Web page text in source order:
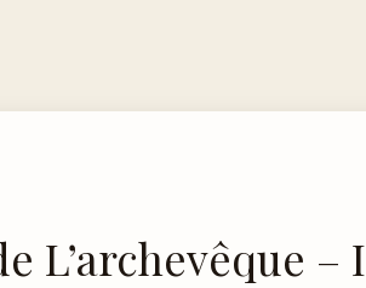
L’archevêque – I